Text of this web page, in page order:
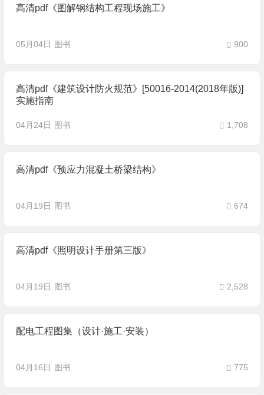
高清pdf《图解钢结构工程现场施工》
05月04日 图书 900
高清pdf《建筑设计防火规范》[50016-2014(2018年版)]
实施指南
04月24日 图书 1,708
高清pdf《预应力混凝土桥梁结构》
04月19日 图书 674
高清pdf《照明设计手册第三版》
04月19日 图书 2,528
配电工程图集（设计·施工·安装）
04月16日 图书 775